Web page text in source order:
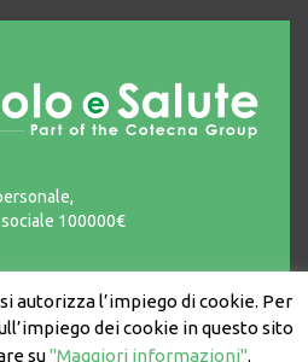
100000€
autorizza l’impiego di cookie. Per
dei cookie in questo sito
su"Maggiori informazioni".